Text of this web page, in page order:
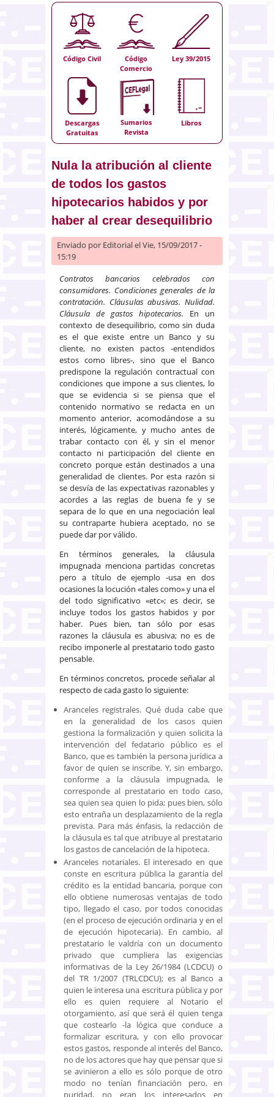
Código Civil
Código
Comercio
Ley 39/2015
Descargas
Gratuitas
Sumarios
Revista
Libros
Nula la atribución al cliente
de todos los gastos
hipotecarios habidos y por
haber al crear desequilibrio
Enviado por Editorialel Vie, 15/09/2017 -
15:19
Contratos bancarios celebrados con
consumidores. Condiciones generales de la
contratación. Cláusulas abusivas. Nulidad.
Cláusula de gastos hipotecarios. En un
contexto de desequilibrio, como sin duda
es el que existe entre un Banco y su
cliente, no existen pactos -entendidos
estos como libres-, sino que el Banco
predispone la regulación contractual con
condiciones que impone a sus clientes, lo
que se evidencia si se piensa que el
contenido normativo se redacta en un
momento anterior, acomodándose a su
interés, lógicamente, y mucho antes de
trabar contacto con él, y sin el menor
contacto ni participación del cliente en
concreto porque están destinados a una
generalidad de clientes. Por esta razón si
se desvía de las expectativas razonables y
acordes a las reglas de buena fe y se
separa de lo que en una negociación leal
su contraparte hubiera aceptado, no se
puede dar por válido.
En términos generales, la cláusula
impugnada menciona partidas concretas
pero a título de ejemplo -usa en dos
ocasiones la locución «tales como» y una el
del todo significativo «etc»; es decir, se
incluye todos los gastos habidos y por
haber. Pues bien, tan sólo por esas
razones la cláusula es abusiva; no es de
recibo imponerle al prestatario todo gasto
pensable.
En términos concretos, procede señalar al
respecto de cada gasto lo siguiente:
Aranceles registrales. Qué duda cabe que
en la generalidad de los casos quien
gestiona la formalización y quien solicita la
intervención del fedatario público es el
Banco, que es también la persona jurídica a
favor de quien se inscribe. Y, sin embargo,
conforme a la cláusula impugnada, le
corresponde al prestatario en todo caso,
sea quien sea quien lo pida; pues bien, sólo
esto entraña un desplazamiento de la regla
prevista. Para más énfasis, la redacción de
la cláusula es tal que atribuye al prestatario
los gastos de cancelación de la hipoteca.
Aranceles notariales. El interesado en que
conste en escritura pública la garantía del
crédito es la entidad bancaria, porque con
ello obtiene numerosas ventajas de todo
tipo, llegado el caso, por todos conocidas
(en el proceso de ejecución ordinaria y en el
de ejecución hipotecaria). En cambio, al
prestatario le valdría con un documento
privado que cumpliera las exigencias
informativas de la Ley 26/1984 (LCDCU) o
del TR 1/2007 (TRLCDCU); es al Banco a
quien le interesa una escritura pública y por
ello es quien requiere al Notario el
otorgamiento, así que será él quien tenga
que costearlo -la lógica que conduce a
formalizar escritura, y con ello provocar
estos gastos, responde al interés del Banco,
no de los actores que hay que pensar que si
se avinieron a ello es sólo porque de otro
modo no tenían financiación pero, en
puridad, no eran los interesados en